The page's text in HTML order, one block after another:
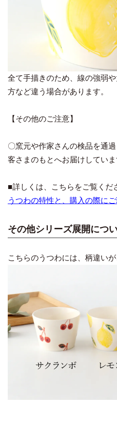
全て手描きのため、線の強弱
方など違う場合があります。
【その他のご注意】
〇窯元や作家さんの検品を通
客さまのもとへお届けしていま
■詳しくは、こちらをご覧くだ
うつわの特性と、購入の際に
その他シリーズ展開につ
こちらのうつわには、柄違いが